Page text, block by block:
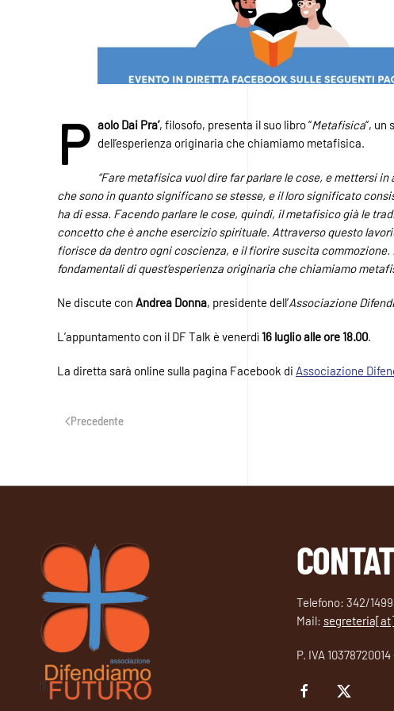
P aolo Dai Pra’, filosofo, presenta il suo libro “Metafisica“, un
dell’esperienza originaria che chiamiamo metafisica.
“Fare metafisica vuol dire far parlare le cose, e mettersi
che sono in quanto significano se stesse, e il loro significato
ha di essa. Facendo parlare le cose, quindi, il metafisico già le
concetto che è anche esercizio spirituale. Attraverso questo
fiorisce da dentro ogni coscienza, e il fiorire suscita
fondamentali di quest’esperienza originaria che chiamiamo
Ne discute con Andrea Donna, presidente dell’Associazione
L’appuntamento con il DF Talk è venerdì 16 luglio alle ore 18.00.
La diretta sarà online sulla pagina Facebook di Associazione
Precedente
Telefono: 342/
Mail:
P. IVA